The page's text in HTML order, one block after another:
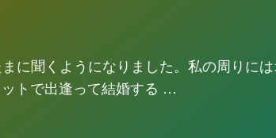
に聞くようになりました。私の周りには
トで出逢って結婚する …